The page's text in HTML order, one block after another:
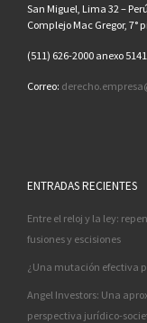
San Miguel, Lima 32 –
Complejo Mac Gregor, 7°
(511) 626-2000 anexo 5141
Correo:
ENTRADAS RECIENTES
Entre el reloj y la ley:
fusiones y escisiones
¿Una mutación efectiva
Angel Investors: Una
perspectiva jurídico-